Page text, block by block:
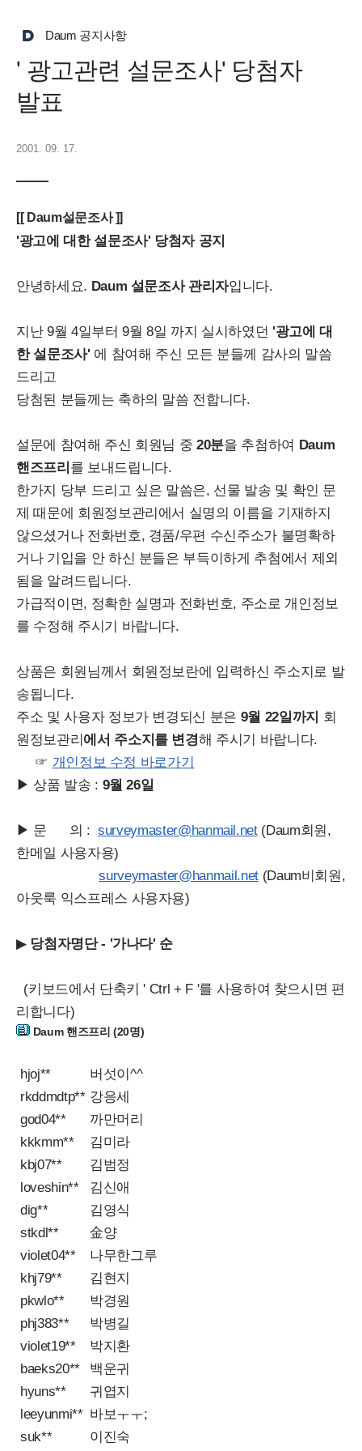
Daum 공지사항
' 광고관련 설문조사' 당첨자
발표
2001. 09. 17.
[[ Daum설문조사 ]]
'광고에 대한 설문조사' 당첨자 공지
안녕하세요. Daum 설문조사 관리자입니다.
지난 9월 4일부터 9월 8일 까지 실시하였던 '광고에 대
한 설문조사'에 참여해 주신 모든 분들께 감사의 말씀
드리고
당첨된 분들께는 축하의 말씀 전합니다.
설문에 참여해 주신 회원님 중20분을 추첨하여 Daum
핸즈프리 를 보내드립니다.
한가지 당부 드리고 싶은 말씀은, 선물 발송 및 확인 문
제 때문에 회원정보관리에서 실명의 이름을 기재하지
않으셨거나 전화번호, 경품/우편 수신주소가 불명확하
거나 기입을 안 하신 분들은 부득이하게 추첨에서 제외
됨을 알려드립니다.
가급적이면, 정확한 실명과 전화번호, 주소로 개인정보
를 수정해 주시기 바랍니다.
상품은 회원님께서 회원정보란에 입력하신 주소지로 발
송됩니다.
주소 및 사용자 정보가 변경되신 분은 9월 22일까지 회
원정보관리에서 주소지를 변경해 주시기 바랍니다.
☞ 개인정보 수정 바로가기
▶ 상품 발송 : 9월 26일
▶ 문 의 :surveymaster@hanmail.net(Daum회원,
한메일 사용자용)
surveymaster@hanmail.net(Daum비회원,
아웃룩 익스프레스 사용자용)
▶ 당첨자명단 - '가나다' 순
(키보드에서 단축키 ' Ctrl + F '를 사용하여 찾으시면 편
리합니다)
Daum 핸즈프리 (20명)
hjoj**
rkddmdtp**
god04**
kkkmm**
kbj07**
loveshin**
dig**
stkdl**
violet04**
khj79**
pkwlo**
phj383**
violet19**
baeks20**
hyuns**
leeyunmi**
suk**
버섯이^^
강응세
까만머리
김미라
김범정
김신애
김영식
金양
나무한그루
김현지
박경원
박병길
박지환
백운귀
귀엽지
바보ㅜㅜ;
이진숙